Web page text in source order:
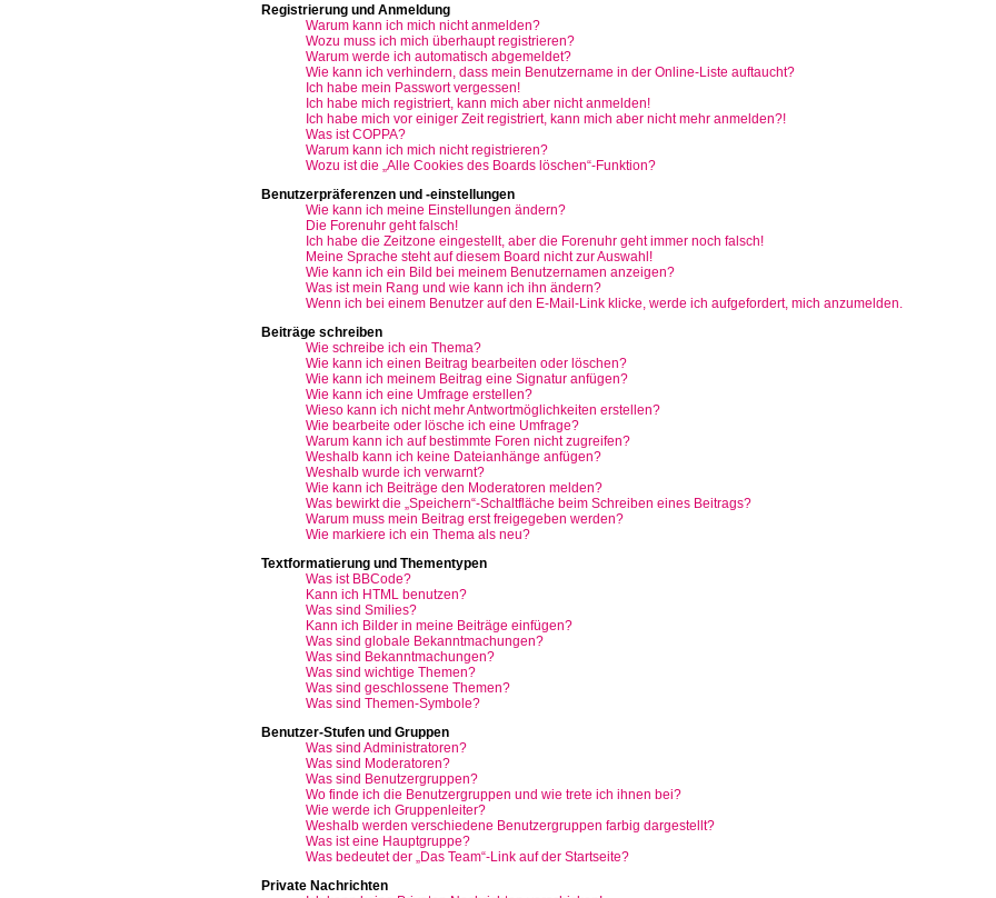
Registrierung und Anmeldung
Warum kann ich mich nicht anmelden?
Wozu muss ich mich überhaupt registrieren?
Warum werde ich automatisch abgemeldet?
Wie kann ich verhindern, dass mein Benutzername in der Online-Liste auftaucht?
Ich habe mein Passwort vergessen!
Ich habe mich registriert, kann mich aber nicht anmelden!
Ich habe mich vor einiger Zeit registriert, kann mich aber nicht mehr anmelden?!
Was ist COPPA?
Warum kann ich mich nicht registrieren?
Wozu ist die „Alle Cookies des Boards löschen“-Funktion?
Benutzerpräferenzen und -einstellungen
Wie kann ich meine Einstellungen ändern?
Die Forenuhr geht falsch!
Ich habe die Zeitzone eingestellt, aber die Forenuhr geht immer noch falsch!
Meine Sprache steht auf diesem Board nicht zur Auswahl!
Wie kann ich ein Bild bei meinem Benutzernamen anzeigen?
Was ist mein Rang und wie kann ich ihn ändern?
Wenn ich bei einem Benutzer auf den E-Mail-Link klicke, werde ich aufgefordert, mich anzumelden.
Beiträge schreiben
Wie schreibe ich ein Thema?
Wie kann ich einen Beitrag bearbeiten oder löschen?
Wie kann ich meinem Beitrag eine Signatur anfügen?
Wie kann ich eine Umfrage erstellen?
Wieso kann ich nicht mehr Antwortmöglichkeiten erstellen?
Wie bearbeite oder lösche ich eine Umfrage?
Warum kann ich auf bestimmte Foren nicht zugreifen?
Weshalb kann ich keine Dateianhänge anfügen?
Weshalb wurde ich verwarnt?
Wie kann ich Beiträge den Moderatoren melden?
Was bewirkt die „Speichern“-Schaltfläche beim Schreiben eines Beitrags?
Warum muss mein Beitrag erst freigegeben werden?
Wie markiere ich ein Thema als neu?
Textformatierung und Thementypen
Was ist BBCode?
Kann ich HTML benutzen?
Was sind Smilies?
Kann ich Bilder in meine Beiträge einfügen?
Was sind globale Bekanntmachungen?
Was sind Bekanntmachungen?
Was sind wichtige Themen?
Was sind geschlossene Themen?
Was sind Themen-Symbole?
Benutzer-Stufen und Gruppen
Was sind Administratoren?
Was sind Moderatoren?
Was sind Benutzergruppen?
Wo finde ich die Benutzergruppen und wie trete ich ihnen bei?
Wie werde ich Gruppenleiter?
Weshalb werden verschiedene Benutzergruppen farbig dargestellt?
Was ist eine Hauptgruppe?
Was bedeutet der „Das Team“-Link auf der Startseite?
Private Nachrichten